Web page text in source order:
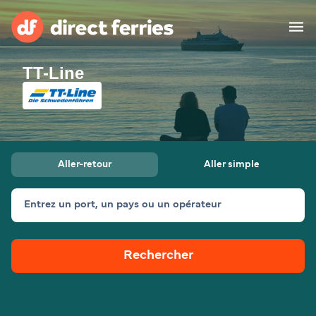
Compagnies de ferry
Pays
Billet de bateau
Traversées et ports
Canada (FR)
Mon Compte
TT-Line
Aller-retour Aller simple
Entrez un port, un pays ou un opérateur
Rechercher